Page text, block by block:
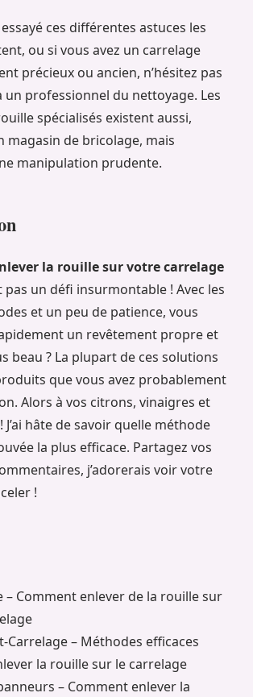
ces différentes astuces les
ou si vous avez un carrelage
précieux ou ancien, n’hésitez pas
un professionnel du nettoyage. Les
spécialisés existent aussi,
magasin de bricolage, mais
manipulation prudente.
la rouille sur votre carrelage
pas un défi insurmontable ! Avec les
et un peu de patience, vous
un revêtement propre et
beau ? La plupart de ces solutions
que vous avez probablement
Alors à vos citrons, vinaigres et
hâte de savoir quelle méthode
la plus efficace. Partagez vos
j’adorerais voir votre
!
– Comment enlever de la rouille sur
Carrelage – Méthodes efficaces
la rouille sur le carrelage
– Comment enlever la